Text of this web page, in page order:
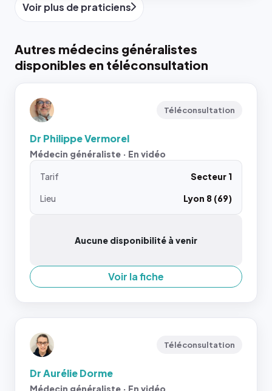
Voir plus de praticiens
Autres médecins généralistes
disponibles en téléconsultation
Téléconsultation
Dr Philippe Vermorel
Médecin généraliste · En vidéo
Tarif
Secteur 1
Lieu
Lyon 8 (69)
Aucune disponibilité à venir
Voir la fiche
Téléconsultation
Dr Aurélie Dorme
Médecin généraliste · En vidéo